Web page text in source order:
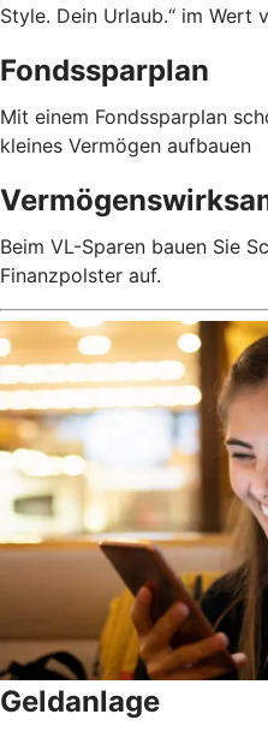
Style. Dein Urlaub.“ im Wert
Fondssparplan
Mit einem Fondssparplan
kleines Vermögen aufbauen
Beim VL-Sparen bauen Sie
Finanzpolster auf.
Geldanlage